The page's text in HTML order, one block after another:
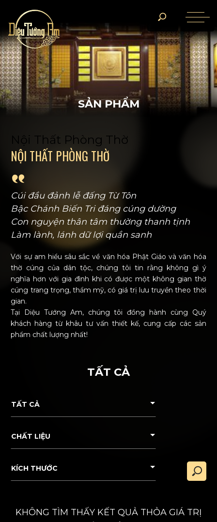
SẢN PHẨM
Nội Thất Phòng Thờ
NỘI THẤT PHÒNG THỜ
Cúi đầu đảnh lễ đấng Từ Tôn
Bậc Chánh Biến Tri đáng cúng dường
Con nguyện thân tâm thường thanh tịnh
Làm lành, lánh dữ lợi quần sanh
Với sự am hiểu sâu sắc về văn hóa Phật Giáo và văn hóa
thờ cúng của dân tộc, chúng tôi tin rằng không gì ý
nghĩa hơn với gia đình khi có được một không gian thờ
cúng trang trọng, thẩm mỹ, có giá trị lưu truyền theo thời
gian.
Tại Diệu Tướng Am, chúng tôi đồng hành cùng Quý
khách hàng từ khâu tư vấn thiết kế, cung cấp các sản
phẩm chất lượng nhất!
TẤT CẢ
TẤT CẢ
CHẤT LIỆU
KÍCH THƯỚC
KHÔNG TÌM THẤY KẾT QUẢ THỎA GIÁ TRỊ